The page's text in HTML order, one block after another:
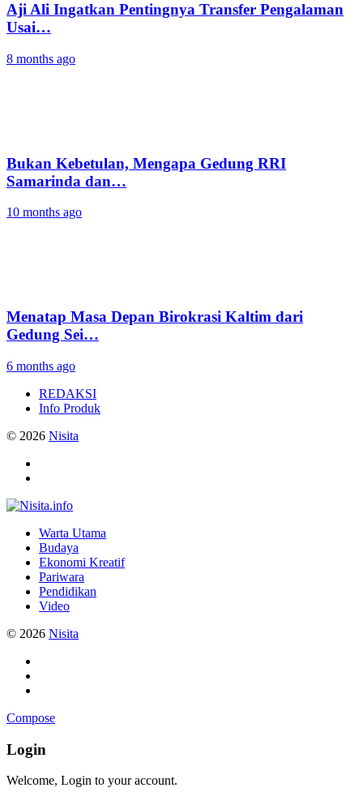
Aji Ali Ingatkan Pentingnya Transfer Pengalaman
Usai…
8 months ago
Bukan Kebetulan, Mengapa Gedung RRI
Samarinda dan…
10 months ago
Menatap Masa Depan Birokrasi Kaltim dari
Gedung Sei…
6 months ago
REDAKSI
Info Produk
© 2026 Nisita
Warta Utama
Budaya
Ekonomi Kreatif
Pariwara
Pendidikan
Video
© 2026 Nisita
Compose
Login
Welcome, Login to your account.